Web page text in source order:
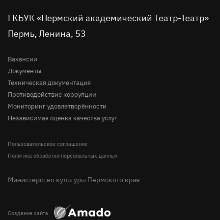
антракта
Премьера состоялась 21 декабря 2025 года
Доступная среда
Правила посещения театра
Молодёжная сцена
История
вконтактеtelegramоднокласниках
rutube
Tripadvisor
ГКБУК «Пермский академический Театр-Театр»
Пермь, Ленина, 53
Вакансии
Документы
Техническая документация
Противодействие коррупции
Мониторинг удовлетворённости
Независимая оценка качества услуг
Пользовательское соглашение
Политика обработки персональных данных
Министерство культуры Пермского края
Создание сайта